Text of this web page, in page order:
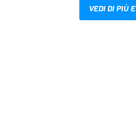
VEDI DI PIÙ